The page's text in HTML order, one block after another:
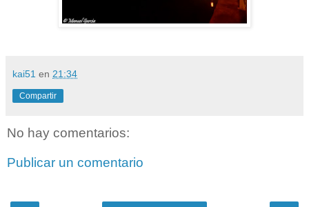
kai51 en 21:34
Compartir
No hay comentarios:
Publicar un comentario